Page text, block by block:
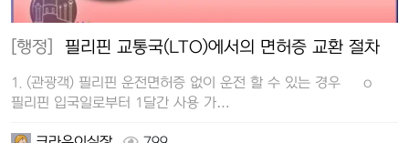
[행정] 필리핀 교통국(LTO)에서의 면허증 교환 절차
1. (관광객) 필리핀 운전면허증 없이 운전 할 수 있는 경우 o
필리핀 입국일로부터 1달간 사용 가…